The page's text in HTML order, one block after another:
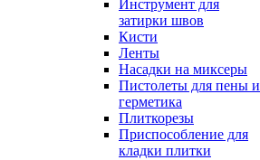
Инструмент для
затирки швов
Кисти
Ленты
Насадки на миксеры
Пистолеты для пены и
герметика
Плиткорезы
Приспособление для
кладки плитки